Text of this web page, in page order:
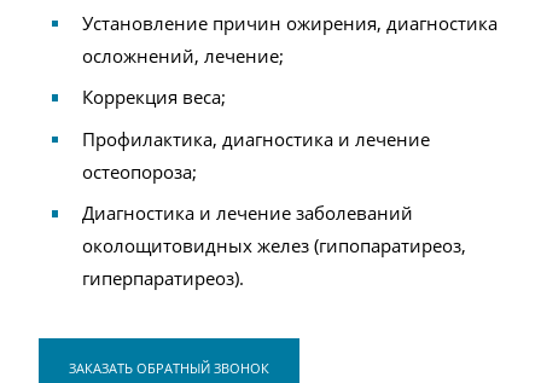
Установление причин ожирения, диагностика
осложнений, лечение;
Коррекция веса;
Профилактика, диагностика и лечение
остеопороза;
Диагностика и лечение заболеваний
околощитовидных желез (гипопаратиреоз,
гиперпаратиреоз).
ЗАКАЗАТЬ ОБРАТНЫЙ ЗВОНОК